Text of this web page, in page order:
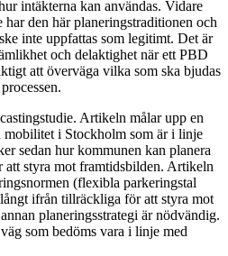
intäkterna kan användas. Vidare
den här planeringstraditionen och
inte uppfattas som legitimt. Det är
och delaktighet när ett PBD
att överväga vilka som ska bjudas
Artikeln målar upp en
i Stockholm som är i linje
sedan hur kommunen kan planera
styra mot framtidsbilden. Artikeln
(flexibla parkeringstal
ifrån tillräckliga för att styra mot
planeringsstrategi är nödvändig.
som bedöms vara i linje med